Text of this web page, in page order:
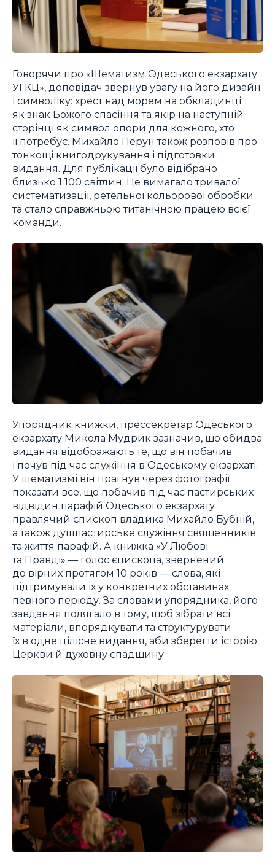
Говорячи про «Шематизм Одеського екзархату
УГКЦ», доповідач звернув увагу на його дизайн
і символіку: хрест над морем на обкладинці
як знак Божого спасіння та якір на наступній
сторінці як символ опори для кожного, хто
її потребує. Михайло Перун також розповів про
тонкощі книгодрукування і підготовки
видання. Для публікації було відібрано
близько 1 100 світлин. Це вимагало тривалої
систематизації, ретельної кольорової обробки
та стало справжньою титанічною працею всієї
команди.
Упорядник книжки, прессекретар Одеського
екзархату Микола Мудрик зазначив, що обидва
видання відображають те, що він побачив
і почув під час служіння в Одеському екзархаті.
У шематизмі він прагнув через фотографії
показати все, що побачив під час пастирських
відвідин парафій Одеського екзархату
правлячий єпископ владика Михайло Бубній,
а також душпастирське служіння священників
та життя парафій. А книжка «У Любові
та Правді» — голос єпископа, звернений
до вірних протягом 10 років — слова, які
підтримували їх у конкретних обставинах
певного періоду. За словами упорядника, його
завдання полягало в тому, щоб зібрати всі
матеріали, впорядкувати та структурувати
їх в одне цілісне видання, аби зберегти історію
Церкви й духовну спадщину.